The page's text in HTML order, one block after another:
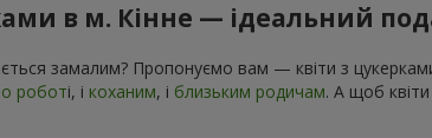
в м. Кінне — ідеальний
замалим? Пропонуємо вам — квіти з
роботі, і коханим, і близьким родичам. А щоб